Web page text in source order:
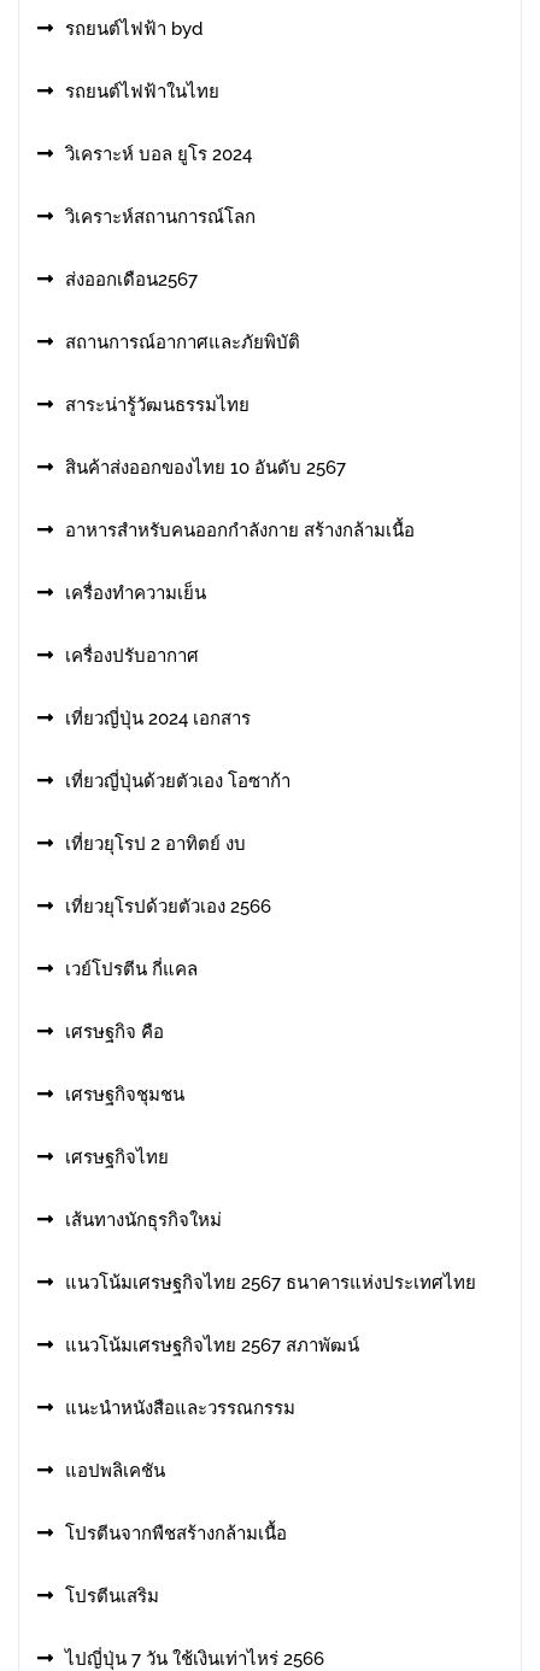
รถยนต์ไฟฟ้า byd
รถยนต์ไฟฟ้าในไทย
วิเคราะห์ บอล ยูโร 2024
วิเคราะห์สถานการณ์โลก
ส่งออกเดือน2567
สถานการณ์อากาศและภัยพิบัติ
สาระน่ารู้วัฒนธรรมไทย
สินค้าส่งออกของไทย 10 อันดับ 2567
อาหารสําหรับคนออกกําลังกาย สร้างกล้ามเนื้อ
เครื่องทำความเย็น
เครื่องปรับอากาศ
เที่ยวญี่ปุ่น 2024 เอกสาร
เที่ยวญี่ปุ่นด้วยตัวเอง โอซาก้า
เที่ยวยุโรป 2 อาทิตย์ งบ
เที่ยวยุโรปด้วยตัวเอง 2566
เวย์โปรตีน กี่แคล
เศรษฐกิจ คือ
เศรษฐกิจชุมชน
เศรษฐกิจไทย
เส้นทางนักธุรกิจใหม่
แนวโน้มเศรษฐกิจไทย 2567 ธนาคารแห่งประเทศไทย
แนวโน้มเศรษฐกิจไทย 2567 สภาพัฒน์
แนะนำหนังสือและวรรณกรรม
แอปพลิเคชัน
โปรตีนจากพืชสร้างกล้ามเนื้อ
โปรตีนเสริม
ไปญี่ปุ่น 7 วัน ใช้เงินเท่าไหร่ 2566